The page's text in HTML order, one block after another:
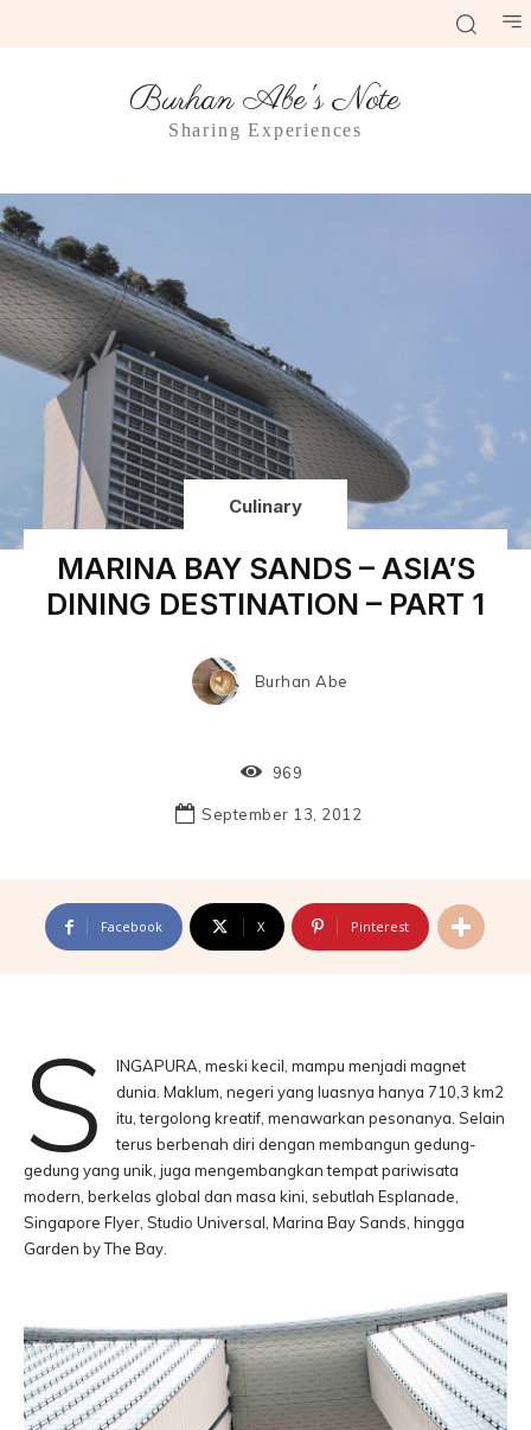
Burhan Abe's Note
Sharing Experiences
Culinary
MARINA BAY SANDS – ASIA’S
DINING DESTINATION – PART 1
Burhan Abe
969
September 13, 2012
Facebook X Pinterest
S
INGAPURA, meski kecil, mampu menjadi magnet
dunia. Maklum, negeri yang luasnya hanya 710,3 km2
itu, tergolong kreatif, menawarkan pesonanya. Selain
terus berbenah diri dengan membangun gedung-
gedung yang unik, juga mengembangkan tempat pariwisata
modern, berkelas global dan masa kini, sebutlah Esplanade,
Singapore Flyer, Studio Universal, Marina Bay Sands, hingga
Garden by The Bay.